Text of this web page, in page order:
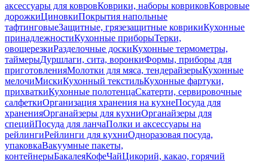
аксессуары для ковровКоврики, наборы ковриковКовровые
дорожкиЦиновкиПокрытия напольные
тафтинговыеЗащитные, грязезащитные коврикиКухонные
принадлежностиКухонные приборыТерки,
овощерезкиРазделочные доскиКухонные термометры,
таймерыДуршлаги, сита, воронкиФормы, приборы для
приготовленияМолотки для мяса, тендерайзерыКухонные
мелочиМискиКухонный текстильКухонные фартуки,
прихваткиКухонные полотенцаСкатерти, сервировочные
салфеткиОрганизация хранения на кухнеПосуда для
храненияОрганайзеры для кухниОрганайзеры для
специйПосуда для ланчаПолки и аксессуары на
рейлингиРейлинги для кухниОдноразовая посуда,
упаковкаВакуумные пакеты,
контейнерыБакалеяКофеЧайЦикорий, какао, горячий